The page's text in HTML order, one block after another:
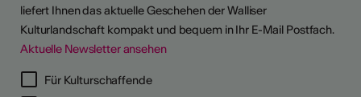
liefert Ihnen das aktuelle Geschehen der Walliser
Kulturlandschaft kompakt und bequem in Ihr E-Mail Postfach.
Aktuelle Newsletter ansehen
Für Kulturschaffende